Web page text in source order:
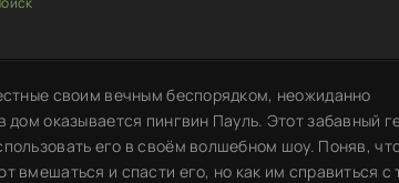
своим вечным беспорядком, неожиданно
оказывается пингвин Пауль. Этот забавный
его в своём волшебном шоу. Поняв,
вмешаться и спасти его, но как им справиться с